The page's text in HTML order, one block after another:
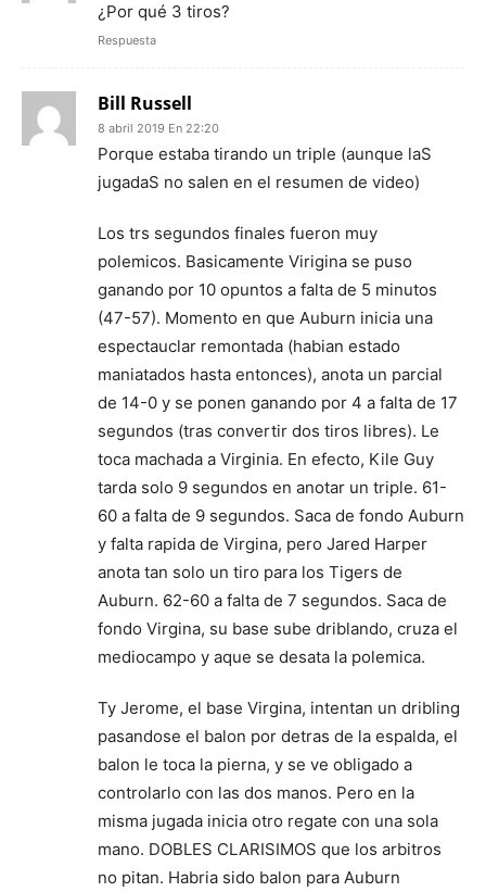
¿Por qué 3 tiros?
Respuesta
Bill Russell
8 abril 2019 En 22:20
Porque estaba tirando un triple (aunque laS
jugadaS no salen en el resumen de video)
Los trs segundos finales fueron muy
polemicos. Basicamente Virigina se puso
ganando por 10 opuntos a falta de 5 minutos
(47-57). Momento en que Auburn inicia una
espectauclar remontada (habian estado
maniatados hasta entonces), anota un parcial
de 14-0 y se ponen ganando por 4 a falta de 17
segundos (tras convertir dos tiros libres). Le
toca machada a Virginia. En efecto, Kile Guy
tarda solo 9 segundos en anotar un triple. 61-
60 a falta de 9 segundos. Saca de fondo Auburn
y falta rapida de Virgina, pero Jared Harper
anota tan solo un tiro para los Tigers de
Auburn. 62-60 a falta de 7 segundos. Saca de
fondo Virgina, su base sube driblando, cruza el
mediocampo y aque se desata la polemica.
Ty Jerome, el base Virgina, intentan un dribling
pasandose el balon por detras de la espalda, el
balon le toca la pierna, y se ve obligado a
controlarlo con las dos manos. Pero en la
misma jugada inicia otro regate con una sola
mano. DOBLES CLARISIMOS que los arbitros
no pitan. Habria sido balon para Auburn